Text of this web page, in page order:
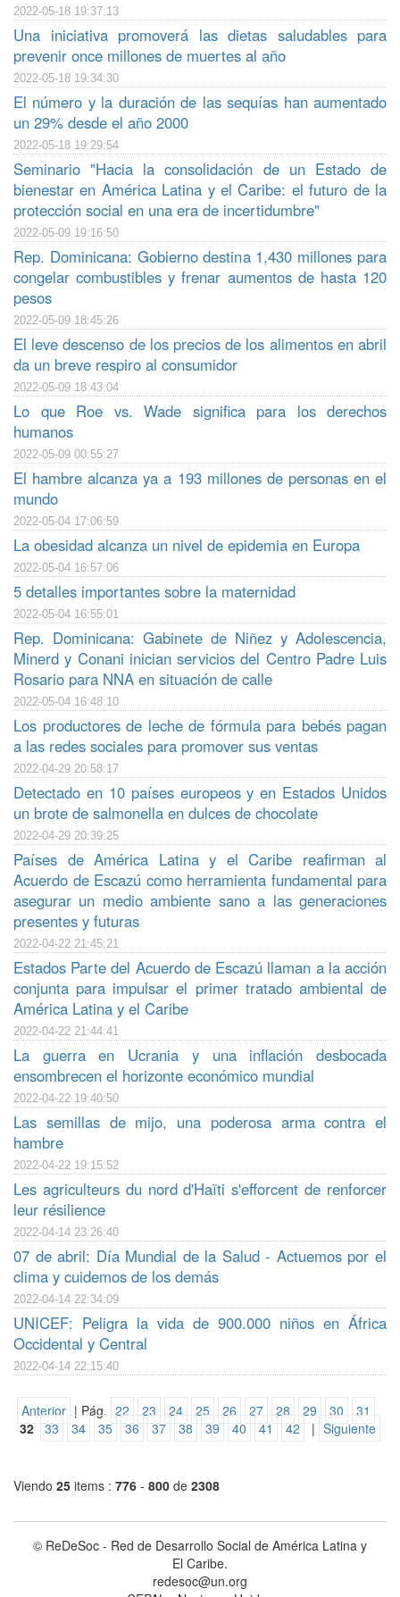
2022-05-18 19:37:13
Una iniciativa promoverá las dietas saludables para
prevenir once millones de muertes al año
2022-05-18 19:34:30
El número y la duración de las sequías han aumentado
un 29% desde el año 2000
2022-05-18 19:29:54
Seminario "Hacia la consolidación de un Estado de
bienestar en América Latina y el Caribe: el futuro de la
protección social en una era de incertidumbre"
2022-05-09 19:16:50
Rep. Dominicana: Gobierno destina 1,430 millones para
congelar combustibles y frenar aumentos de hasta 120
pesos
2022-05-09 18:45:26
El leve descenso de los precios de los alimentos en abril
da un breve respiro al consumidor
2022-05-09 18:43:04
Lo que Roe vs. Wade significa para los derechos
humanos
2022-05-09 00:55:27
El hambre alcanza ya a 193 millones de personas en el
mundo
2022-05-04 17:06:59
La obesidad alcanza un nivel de epidemia en Europa
2022-05-04 16:57:06
5 detalles importantes sobre la maternidad
2022-05-04 16:55:01
Rep. Dominicana: Gabinete de Niñez y Adolescencia,
Minerd y Conani inician servicios del Centro Padre Luis
Rosario para NNA en situación de calle
2022-05-04 16:48:10
Los productores de leche de fórmula para bebés pagan
a las redes sociales para promover sus ventas
2022-04-29 20:58:17
Detectado en 10 países europeos y en Estados Unidos
un brote de salmonella en dulces de chocolate
2022-04-29 20:39:25
Países de América Latina y el Caribe reafirman al
Acuerdo de Escazú como herramienta fundamental para
asegurar un medio ambiente sano a las generaciones
presentes y futuras
2022-04-22 21:45:21
Estados Parte del Acuerdo de Escazú llaman a la acción
conjunta para impulsar el primer tratado ambiental de
América Latina y el Caribe
2022-04-22 21:44:41
La guerra en Ucrania y una inflación desbocada
ensombrecen el horizonte económico mundial
2022-04-22 19:40:50
Las semillas de mijo, una poderosa arma contra el
hambre
2022-04-22 19:15:52
Les agriculteurs du nord d'Haïti s'efforcent de renforcer
leur résilience
2022-04-14 23:26:40
07 de abril: Día Mundial de la Salud - Actuemos por el
clima y cuidemos de los demás
2022-04-14 22:34:09
UNICEF: Peligra la vida de 900.000 niños en África
Occidental y Central
2022-04-14 22:15:40
Anterior | Pág. 22 23 24 25 26 27 28 29 30
31
32 33 34 35 36 37 38 39 40 41 42 | Siguiente
Viendo 25 items : 776 - 800 de 2308
© ReDeSoc - Red de Desarrollo Social de América Latina y
El Caribe.
redesoc@un.org